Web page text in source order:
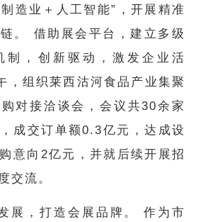
造业＋人工智能”，开展精准
。 借助展会平台，建立多级
制，创新驱动，激发企业活
，组织莱西沽河食品产业集聚
对接洽谈会，会议共30余家
成交订单额0.3亿元，达成设
意向2亿元，并就后续开展招
交流。
展，打造会展品牌。 作为市